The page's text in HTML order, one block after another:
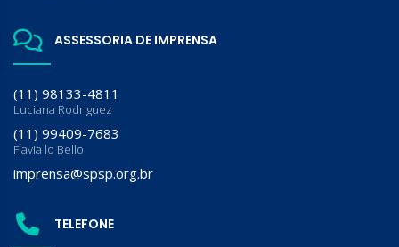
ASSESSORIA DE IMPRENSA
(11) 98133-4811
Luciana Rodriguez
(11) 99409-7683
Flavia lo Bello
imprensa@spsp.org.br
TELEFONE